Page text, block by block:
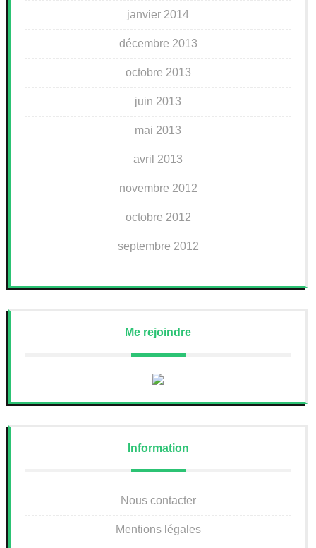
janvier 2014
décembre 2013
octobre 2013
juin 2013
mai 2013
avril 2013
novembre 2012
octobre 2012
septembre 2012
Me rejoindre
Information
Nous contacter
Mentions légales